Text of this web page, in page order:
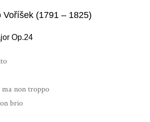
Voříšek (1791 – 1825)
Op.24
ma non troppo
brio